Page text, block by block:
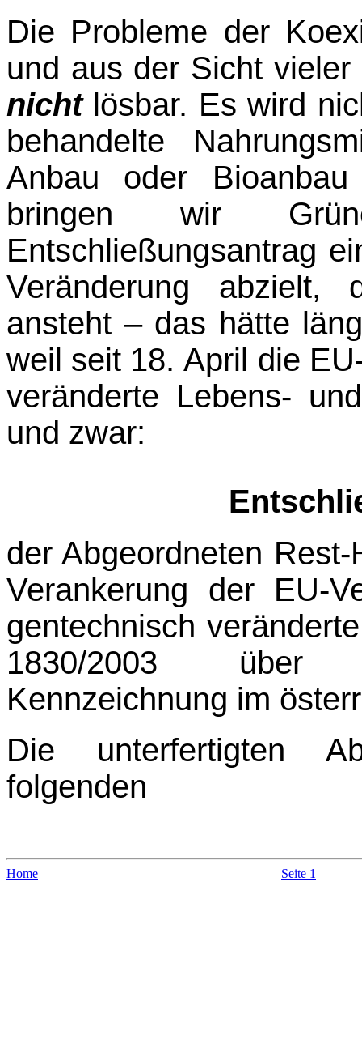
Die Probleme der
und aus der Sicht
nicht lösbar. Es wird
behandelte
Anbau oder
bringen wir
Entschließungsantrag
Veränderung abzielt,
ansteht – das hätte
weil seit 18. April die
veränderte Lebens-
und zwar:
der Abgeordneten
Verankerung der EU-
gentechnisch
1830/2003 über
Kennzeichnung im
Die unterfertigten
folgenden
Home Seite 1